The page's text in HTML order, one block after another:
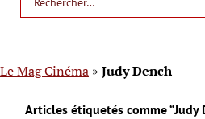
Le Mag Cinéma » Judy Dench
Articles étiquetés comme “Judy